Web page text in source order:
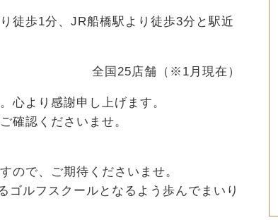
徒歩1分、JR船橋駅より徒歩3分と駅近
全国25店舗（※1月現在）
心より感謝申し上げます。
確認くださいませ。
ので、ご期待くださいませ。
ゴルフスクールとなるよう歩んでまいり